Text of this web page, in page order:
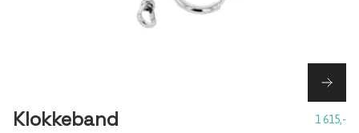
Klokkeband 1 615,-